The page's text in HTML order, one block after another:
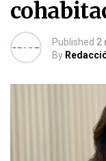
Published 2
By